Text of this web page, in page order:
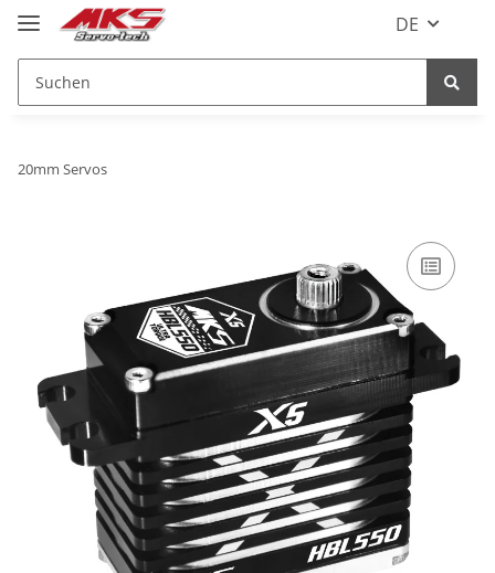
DE
20mm Servos